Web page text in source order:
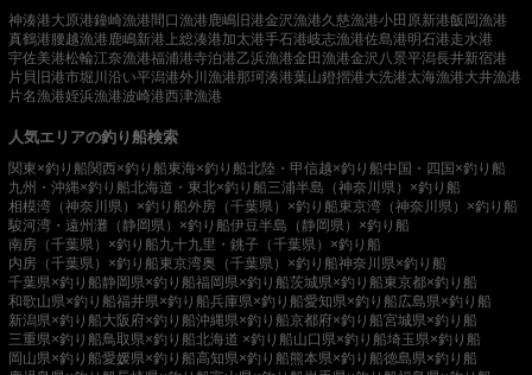
神湊港大原港鐘崎漁港 間口漁港鹿嶋旧港金沢漁港久慈漁港小田原新港飯岡漁港
真鶴港 腰越漁港鹿嶋新港 上総湊港加太港手石港岐志漁港佐島港明石港走水港
宇佐美港松輪江奈漁港福浦港寺泊港乙浜漁港金田漁港金沢八景平潟長井新宿港
片貝旧港市堀川沿い平潟港外川漁港那珂湊港葉山鐙摺港大洗港太海漁港大井漁港
片名漁港姪浜漁港波崎港西津漁港
人気エリアの釣り船検索
関東×釣り船関西×釣り船東海×釣り船北陸・甲信越×釣り船中国・四国×釣り船
九州・沖縄×釣り船北海道・東北×釣り船三浦半島（神奈川県）×釣り船
相模湾（神奈川県）×釣り船外房（千葉県）×釣り船東京湾（神奈川県）×釣り船
駿河湾・遠州灘（静岡県）×釣り船伊豆半島（静岡県）×釣り船
南房（千葉県）×釣り船九十九里・銚子（千葉県）×釣り船
内房（千葉県）×釣り船東京湾奥（千葉県）×釣り船神奈川県×釣り船
千葉県×釣り船静岡県×釣り船福岡県×釣り船茨城県×釣り船東京都×釣り船
和歌山県×釣り船福井県×釣り船兵庫県×釣り船愛知県×釣り船広島県×釣り船
新潟県×釣り船大阪府×釣り船沖縄県×釣り船京都府×釣り船宮城県×釣り船
三重県×釣り船鳥取県×釣り船北海道 ×釣り船山口県×釣り船埼玉県×釣り船
岡山県×釣り船愛媛県×釣り船高知県×釣り船熊本県×釣り船徳島県×釣り船